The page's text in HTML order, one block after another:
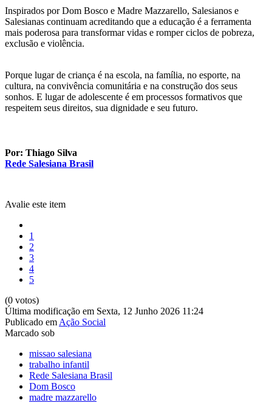
Inspirados por Dom Bosco e Madre Mazzarello, Salesianos e
Salesianas continuam acreditando que a educação é a ferramenta
mais poderosa para transformar vidas e romper ciclos de pobreza,
exclusão e violência.
Porque lugar de criança é na escola, na família, no esporte, na
cultura, na convivência comunitária e na construção dos seus
sonhos. E lugar de adolescente é em processos formativos que
respeitem seus direitos, sua dignidade e seu futuro.
Por: Thiago Silva
Rede Salesiana Brasil
Avalie este item
1
2
3
4
5
(0 votos)
Última modificação em Sexta, 12 Junho 2026 11:24
Publicado em Ação Social
Marcado sob
missao salesiana
trabalho infantil
Rede Salesiana Brasil
Dom Bosco
madre mazzarello